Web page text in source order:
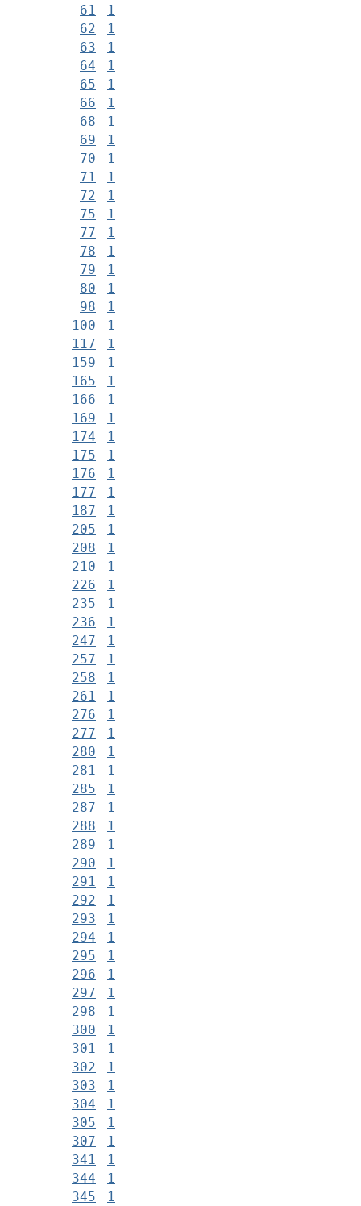
61
1
62
1
63
1
64
1
65
1
66
1
68
1
69
1
70
1
71
1
72
1
75
1
77
1
78
1
79
1
80
1
98
1
100
1
117
1
159
1
165
1
166
1
169
1
174
1
175
1
176
1
177
1
187
1
205
1
208
1
210
1
226
1
235
1
236
1
247
1
257
1
258
1
261
1
276
1
277
1
280
1
281
1
285
1
287
1
288
1
289
1
290
1
291
1
292
1
293
1
294
1
295
1
296
1
297
1
298
1
300
1
301
1
302
1
303
1
304
1
305
1
307
1
341
1
344
1
345
1